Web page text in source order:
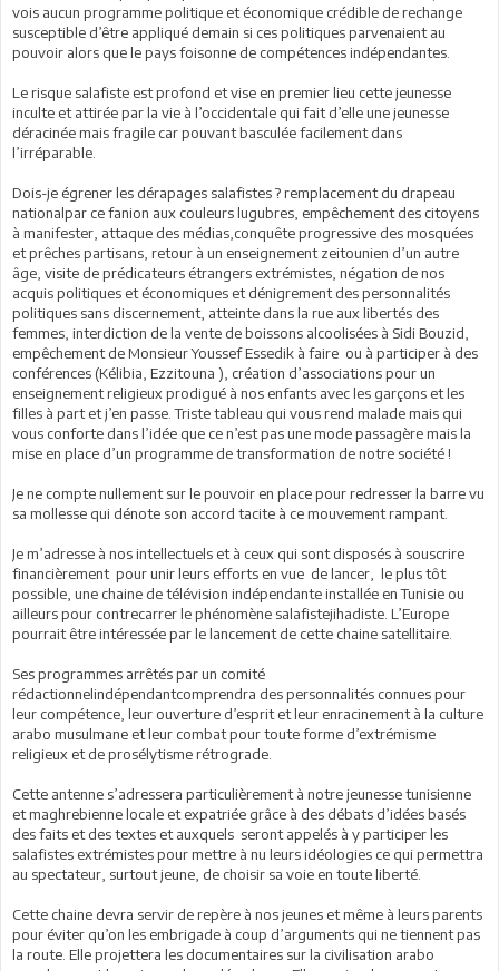
vois aucun programme politique et économique crédible de rechange
susceptible d’être appliqué demain si ces politiques parvenaient au
pouvoir alors que le pays foisonne de compétences indépendantes.
Le risque salafiste est profond et vise en premier lieu cette jeunesse
inculte et attirée par la vie à l’occidentale qui fait d’elle une jeunesse
déracinée mais fragile car pouvant basculée facilement dans
l’irréparable.
Dois-je égrener les dérapages salafistes ? remplacement du drapeau
nationalpar ce fanion aux couleurs lugubres, empêchement des citoyens
à manifester, attaque des médias,conquête progressive des mosquées
et prêches partisans, retour à un enseignement zeitounien d’un autre
âge, visite de prédicateurs étrangers extrémistes, négation de nos
acquis politiques et économiques et dénigrement des personnalités
politiques sans discernement, atteinte dans la rue aux libertés des
femmes, interdiction de la vente de boissons alcoolisées à Sidi Bouzid,
empêchement de Monsieur Youssef Essedik à faire ou à participer à des
conférences (Kélibia, Ezzitouna ), création d’associations pour un
enseignement religieux prodigué à nos enfants avec les garçons et les
filles à part et j’en passe. Triste tableau qui vous rend malade mais qui
vous conforte dans l’idée que ce n’est pas une mode passagère mais la
mise en place d’un programme de transformation de notre société !
Je ne compte nullement sur le pouvoir en place pour redresser la barre vu
sa mollesse qui dénote son accord tacite à ce mouvement rampant.
Je m’adresse à nos intellectuels et à ceux qui sont disposés à souscrire
financièrement pour unir leurs efforts en vue de lancer, le plus tôt
possible, une chaine de télévision indépendante installée en Tunisie ou
ailleurs pour contrecarrer le phénomène salafistejihadiste. L’Europe
pourrait être intéressée par le lancement de cette chaine satellitaire.
Ses programmes arrêtés par un comité
rédactionnelindépendantcomprendra des personnalités connues pour
leur compétence, leur ouverture d’esprit et leur enracinement à la culture
arabo musulmane et leur combat pour toute forme d’extrémisme
religieux et de prosélytisme rétrograde.
Cette antenne s’adressera particulièrement à notre jeunesse tunisienne
et maghrebienne locale et expatriée grâce à des débats d’idées basés
des faits et des textes et auxquels seront appelés à y participer les
salafistes extrémistes pour mettre à nu leurs idéologies ce qui permettra
au spectateur, surtout jeune, de choisir sa voie en toute liberté.
Cette chaine devra servir de repère à nos jeunes et même à leurs parents
pour éviter qu’on les embrigade à coup d’arguments qui ne tiennent pas
la route. Elle projettera les documentaires sur la civilisation arabo